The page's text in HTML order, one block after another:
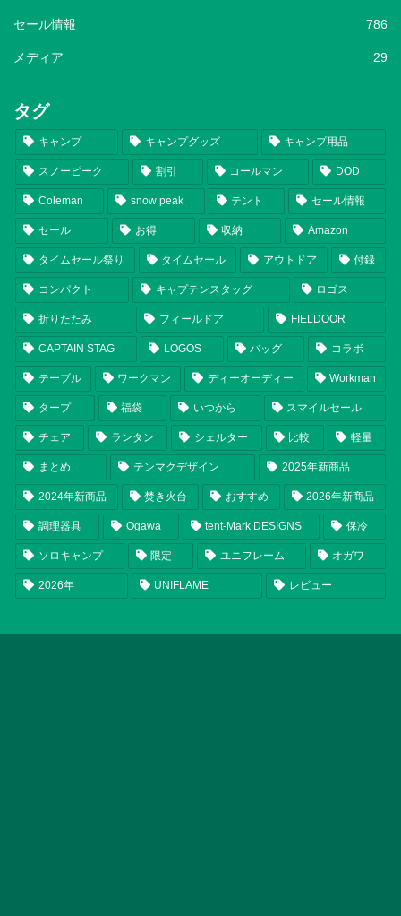
セール情報 786
メディア 29
タグ
キャンプ キャンプグッズ キャンプ用品
スノーピーク 割引 コールマン DOD
Coleman snow peak テント セール情報
セール お得 収納 Amazon
タイムセール祭り タイムセール アウトドア 付録
コンパクト キャプテンスタッグ ロゴス
折りたたみ フィールドア FIELDOOR
CAPTAIN STAG LOGOS バッグ コラボ
テーブル ワークマン ディーオーディー Workman
タープ 福袋 いつから スマイルセール
チェア ランタン シェルター 比較 軽量
まとめ テンマクデザイン 2025年新商品
2024年新商品 焚き火台 おすすめ 2026年新商品
調理器具 Ogawa tent-Mark DESIGNS 保冷
ソロキャンプ 限定 ユニフレーム オガワ
2026年 UNIFLAME レビュー